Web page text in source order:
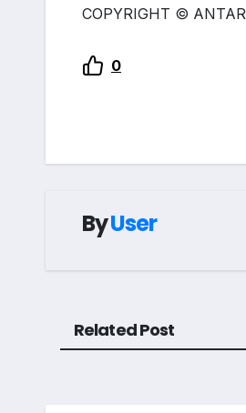
COPYRIGHT ©
0
ByUser
Related Post